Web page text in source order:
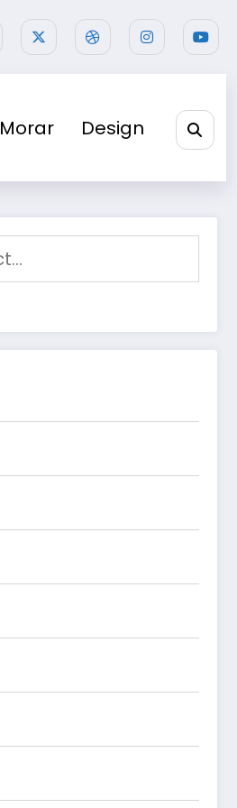
Morar Design